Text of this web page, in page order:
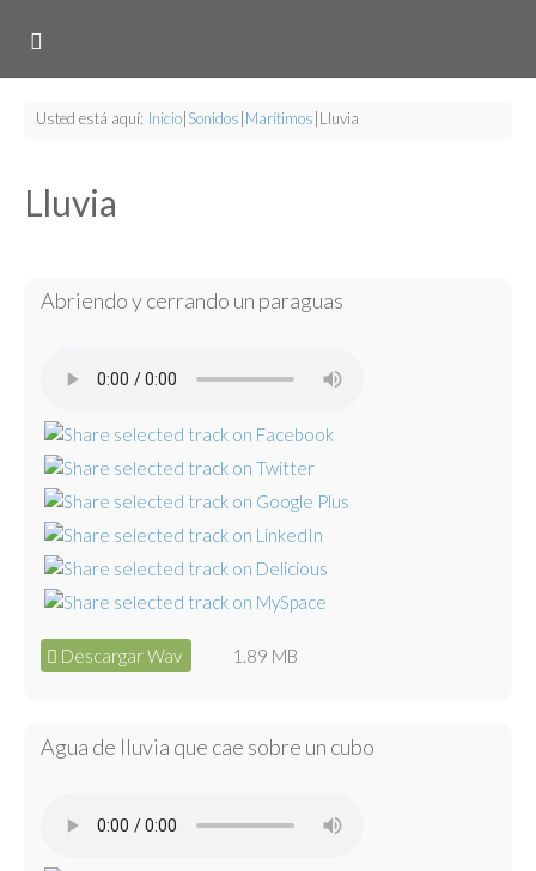
Usted está aquí: Inicio Sonidos Marítimos Lluvia
Lluvia
Abriendo y cerrando un paraguas
Descargar Wav 1.89 MB
Agua de lluvia que cae sobre un cubo